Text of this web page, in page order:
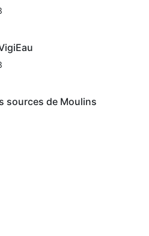
sources de Moulins